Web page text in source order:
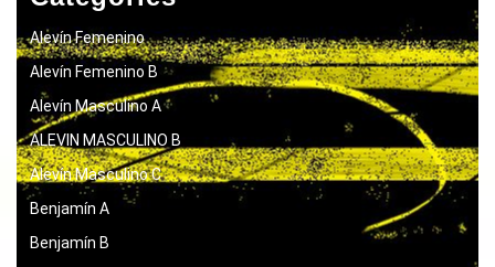
Alevín Femenino
Alevín Femenino B
Alevín Masculino A
ALEVIN MASCULINO B
Alevín Masculino C
Benjamín A
Benjamín B